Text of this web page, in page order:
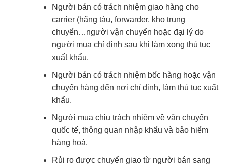
Người bán có trách nhiệm giao hàng cho
carrier (hãng tàu, forwarder, kho trung
chuyển…người vận chuyển hoặc đại lý do
người mua chỉ định sau khi làm xong thủ tục
xuất khẩu.
Người bán có trách nhiệm bốc hàng hoặc vận
chuyển hàng đến nơi chỉ định, làm thủ tục xuất
khẩu.
Người mua chịu trách nhiệm về vận chuyển
quốc tế, thông quan nhập khẩu và bảo hiểm
hàng hoá.
Rủi ro được chuyển giao từ người bán sang